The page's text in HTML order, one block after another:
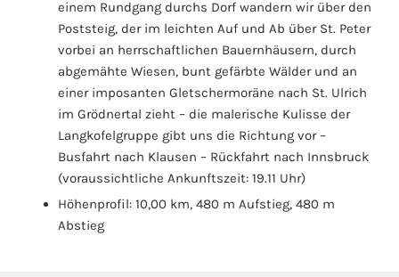
einem Rundgang durchs Dorf wandern wir über den
Poststeig, der im leichten Auf und Ab über St. Peter
vorbei an herrschaftlichen Bauernhäusern, durch
abgemähte Wiesen, bunt gefärbte Wälder und an
einer imposanten Gletschermoräne nach St. Ulrich
im Grödnertal zieht – die malerische Kulisse der
Langkofelgruppe gibt uns die Richtung vor –
Busfahrt nach Klausen – Rückfahrt nach Innsbruck
(voraussichtliche Ankunftszeit: 19.11 Uhr)
Höhenprofil: 10,00 km, 480 m Aufstieg, 480 m
Abstieg